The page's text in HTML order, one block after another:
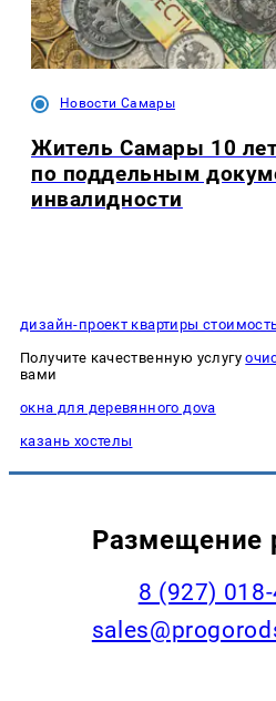
Новости Самары
Житель Самары 10
по поддельным
инвалидности
дизайн-проект квартиры
Получите качественную услугу
вами
окна для деревянного доvа
казань хостелы
Размещение
8 (927)